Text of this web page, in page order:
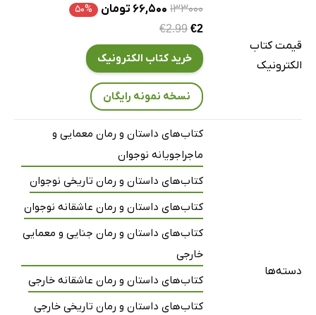
قیمت کتاب
الکترونیک
۱۳۳۰۰۰ ۶۶,۵۰۰ تومان ۵۰%
€2.99 €2
خرید کتاب الکترونیک
نسخه نمونه رایگان
دسته‌ها
کتاب‌های داستان و رمان معمایی و
ماجراجویانه نوجوان
کتاب‌های داستان و رمان تاریخی نوجوان
کتاب‌های داستان و رمان عاشقانه نوجوان
کتاب‌های داستان و رمان جنایی و معمایی
خارجی
کتاب‌های داستان و رمان عاشقانه خارجی
کتاب‌های داستان و رمان تاریخی خارجی